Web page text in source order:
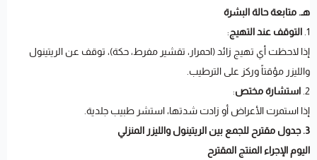
هـ. متابعة حالة البشرة
1. التوقف عند التهيج:
إذا لاحظت أي تهيج زائد (احمرار، تقشير مفرط، حكة)، توقف عن الريتينول
والليزر مؤقتاً وركز على الترطيب.
2. استشارة مختص:
إذا استمرت الأعراض أو زادت شدتها، استشر طبيب جلدية.
3. جدول مقترح للجمع بين الريتينول والليزر المنزلي
اليوم الإجراء المنتج المقترح